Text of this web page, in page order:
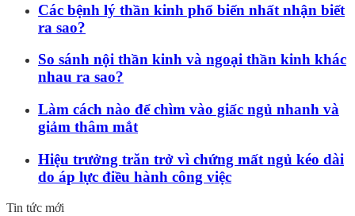
Các bệnh lý thần kinh phổ biến nhất nhận biết
ra sao?
So sánh nội thần kinh và ngoại thần kinh khác
nhau ra sao?
Làm cách nào để chìm vào giấc ngủ nhanh và
giảm thâm mắt
Hiệu trưởng trăn trở vì chứng mất ngủ kéo dài
do áp lực điều hành công việc
Tin tức mới